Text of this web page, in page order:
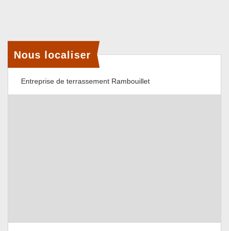
Nous localiser
Entreprise de terrassement Rambouillet